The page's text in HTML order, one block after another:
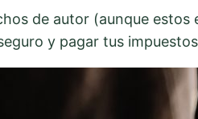
de autor (aunque estos
y pagar tus